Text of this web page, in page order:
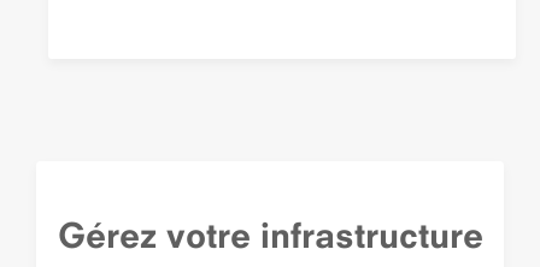
Gérez votre infrastructure